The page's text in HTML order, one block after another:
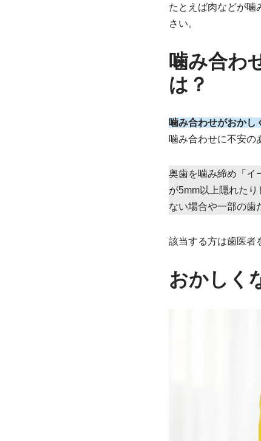
たとえば肉などが噛
さい。
噛み合わ
は？
噛み合わせがおかし
噛み合わせに不安の
奥歯を噛み締め「イ
が5mm以上隠れた
ない場合や一部の歯
該当する方は歯医者
おかしく